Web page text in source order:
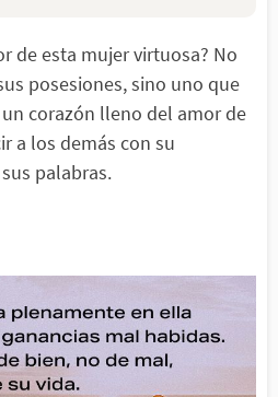
de esta mujer virtuosa? No
posesiones, sino uno que
corazón lleno del amor de
a los demás con su
palabras.